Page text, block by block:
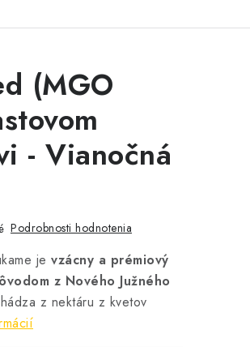
(MGO
- Vianočná
Podrobnosti hodnotenia
je vzácny a prémiový
z Nového Južného
z nektáru z kvetov